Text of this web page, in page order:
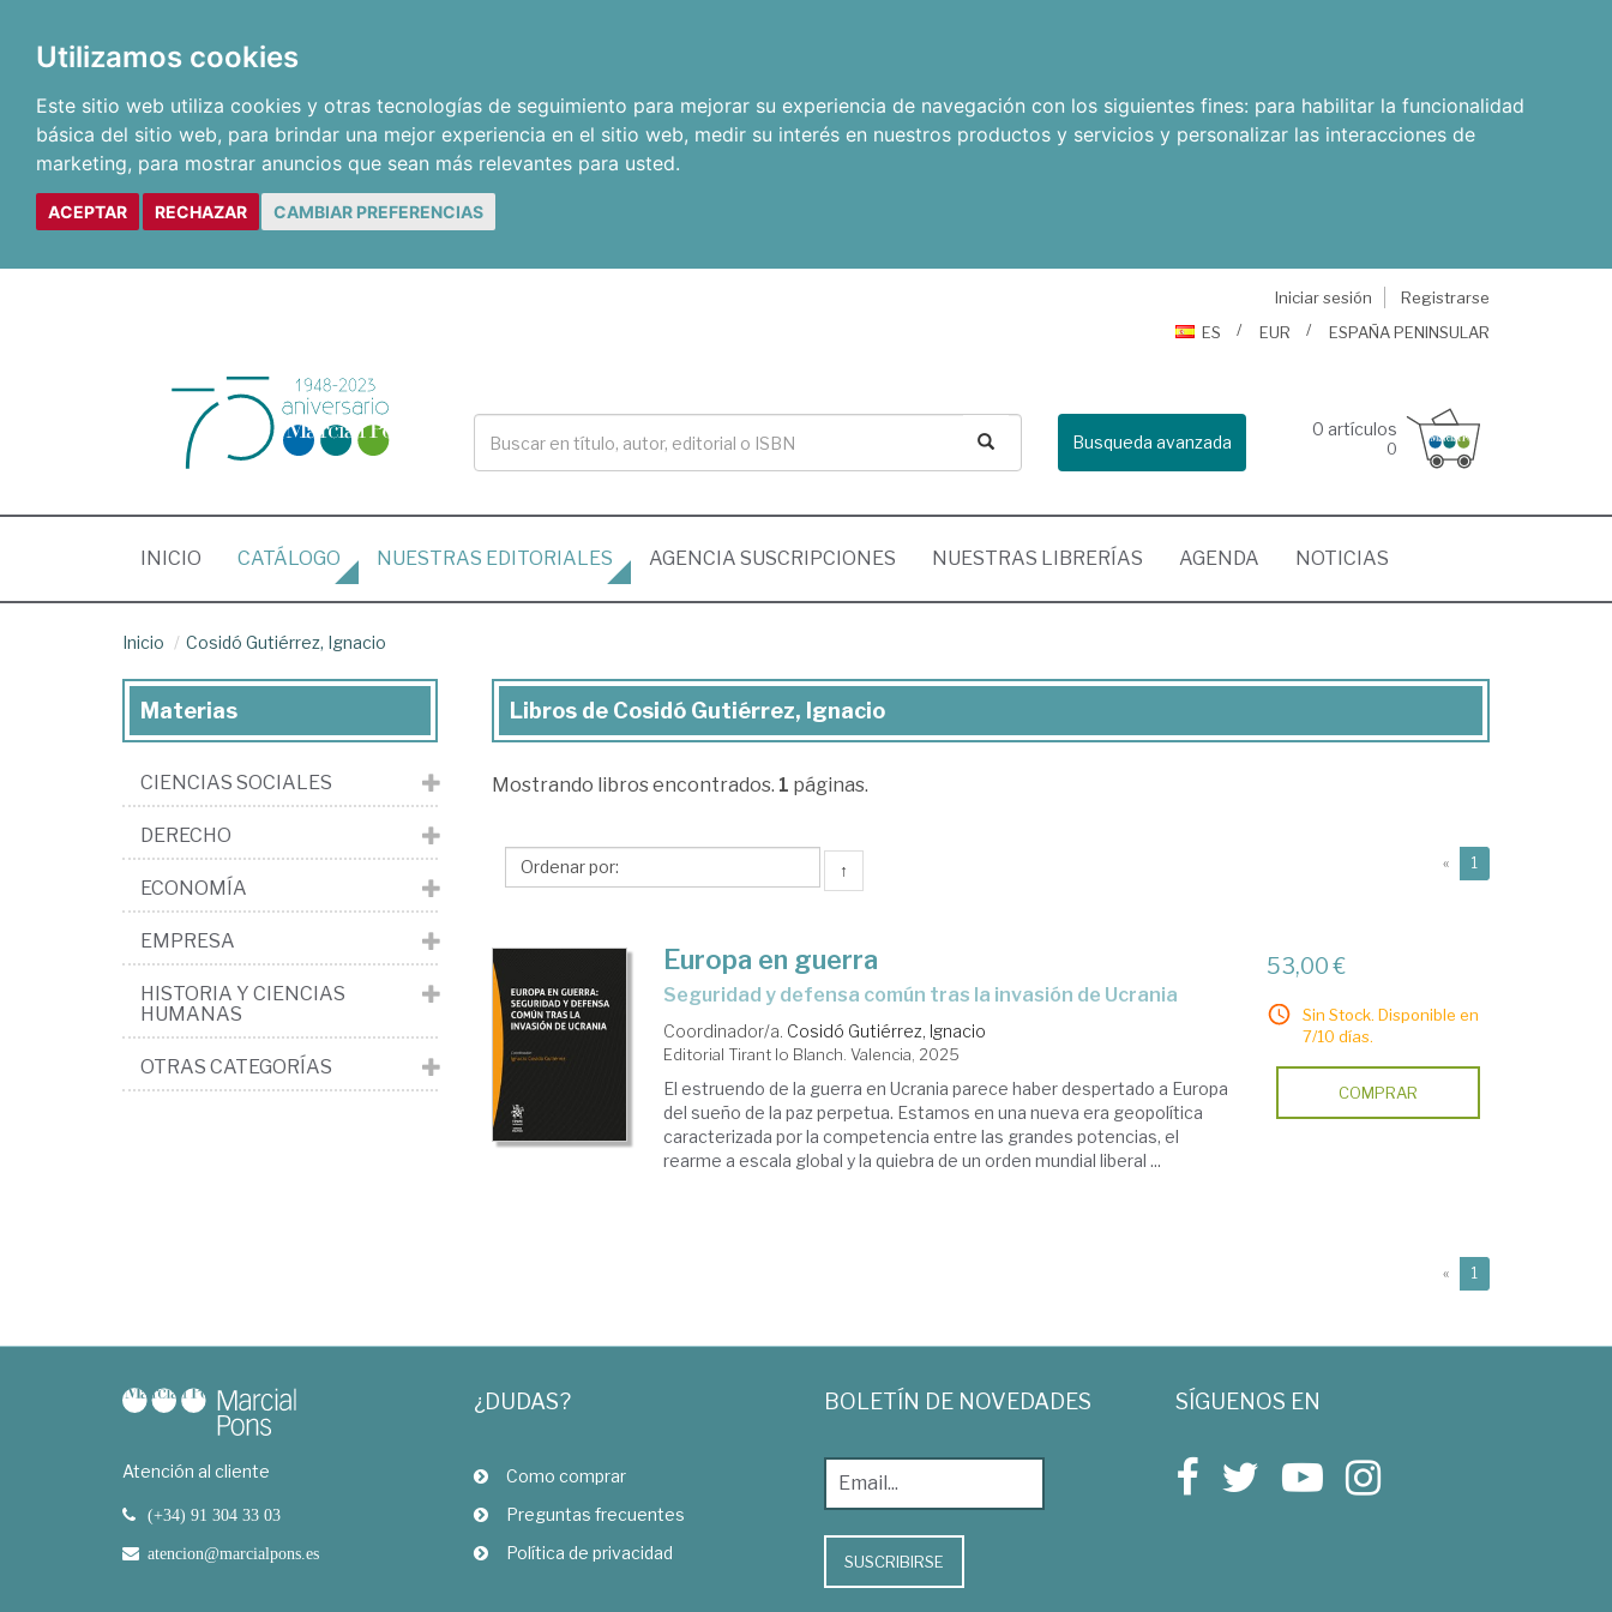
Utilizamos cookies
Este sitio web utiliza cookies y otras tecnologías de seguimiento para mejorar su experiencia de navegación con los siguientes fines: para habilitar la funcionalidad
básica del sitio web, para brindar una mejor experiencia en el sitio web, medir su interés en nuestros productos y servicios y personalizar las interacciones de
marketing, para mostrar anuncios que sean más relevantes para usted.
ACEPTAR RECHAZAR CAMBIAR PREFERENCIAS
Iniciar sesión
Registrarse
ES
EUR ESPAÑA PENINSULAR
Busqueda avanzada
0 artículos
0
INICIO (CURRENT)
CATÁLOGO NUESTRAS EDITORIALES AGENCIA SUSCRIPCIONES NUESTRAS LIBRERÍAS AGENDA NOTICIAS
Inicio Cosidó Gutiérrez, Ignacio
Libros
Cosidó
Ignacio
Libros de Cosidó Gutiérrez, Ignacio
Mostrando libros encontrados. 1 páginas.
↑ « 1
Europa en guerra
seguridad y defensa común tras la invasión de Ucrania
Coordinador/a. Cosidó Gutiérrez, Ignacio
Editorial Tirant lo Blanch. Valencia, 2025
El estruendo de la guerra en Ucrania parece haber despertado a Europa
del sueño de la paz perpetua. Estamos en una nueva era geopolítica
caracterizada por la competencia entre las grandes potencias, el
rearme a escala global y la quiebra de un orden mundial liberal ...
53,00 €
Sin Stock. Disponible en
7/10 días.
COMPRAR
« 1
Materias
CIENCIAS SOCIALES
DERECHO
ECONOMÍA
EMPRESA
HISTORIA Y CIENCIAS
HUMANAS
OTRAS CATEGORÍAS
Atención al cliente
(+34) 91 304 33 03
atencion@marcialpons.es
¿DUDAS?
Como comprar
Preguntas frecuentes
Política de privacidad
BOLETÍN DE NOVEDADES
SUSCRIBIRSE
SÍGUENOS EN